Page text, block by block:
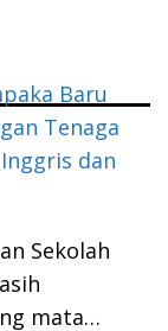
Baru
Tenaga
dan
Sekolah
mata…